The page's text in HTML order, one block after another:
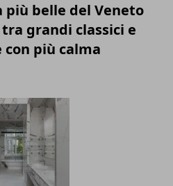
più belle del Veneto
grandi classici e
più calma